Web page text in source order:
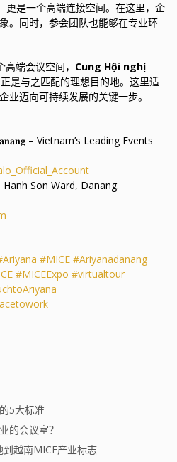
更是一个高端连接空间。在这里，企
。同时，参会团队也能够在专业环
端会议空间， Cung Hội nghị
正是与之匹配的理想目的地。这里适
业迈向可持续发展的关键一步。
– Vietnam’s Leading Events
Son Ward, Danang.
#MICE #Ariyanadanang
#MICEExpo #virtualtour
5大标准
的会议室？
越南MICE产业标志